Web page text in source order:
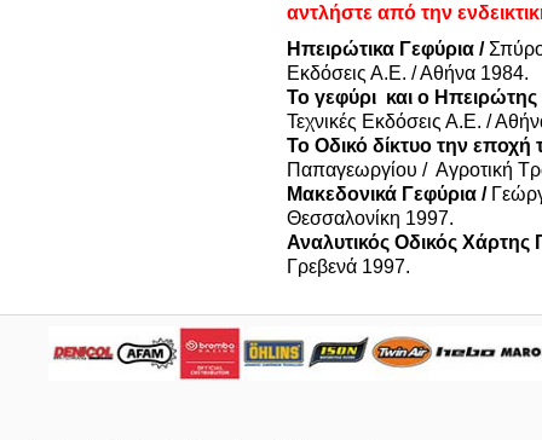
αντλήστε από την
Ηπειρώτικα Γεφύρια /
Εκδόσεις Α.Ε. / Αθήνα 1984.
Το γεφύρι και ο
Τεχνικές Εκδόσεις Α.Ε. /
Το Οδικό δίκτυο την
Παπαγεωργίου / Αγροτική
Μακεδονικά Γεφύρια /
Θεσσαλονίκη 1997.
Αναλυτικός Οδικός Χάρτης
Γρεβενά 1997.